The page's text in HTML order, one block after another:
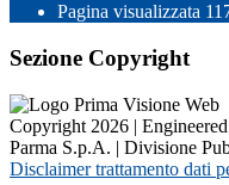
Pagina visualizzata
Sezione Copyright
Copyright 2026 |
Parma S.p.A. | Divisione
Disclaimer trattamento dati